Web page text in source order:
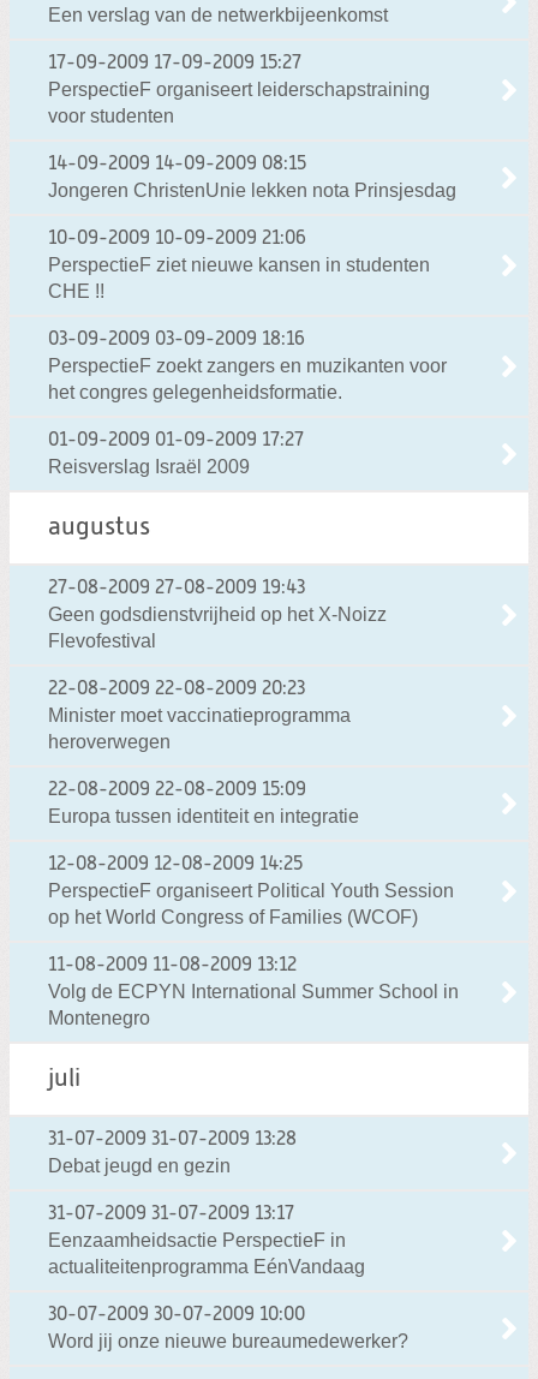
Een verslag van de netwerkbijeenkomst
17-09-2009 17-09-2009 15:27
PerspectieF organiseert leiderschapstraining
voor studenten
14-09-2009 14-09-2009 08:15
Jongeren ChristenUnie lekken nota Prinsjesdag
10-09-2009 10-09-2009 21:06
PerspectieF ziet nieuwe kansen in studenten
CHE !!
03-09-2009 03-09-2009 18:16
PerspectieF zoekt zangers en muzikanten voor
het congres gelegenheidsformatie.
01-09-2009 01-09-2009 17:27
Reisverslag Israël 2009
augustus
27-08-2009 27-08-2009 19:43
Geen godsdienstvrijheid op het X-Noizz
Flevofestival
22-08-2009 22-08-2009 20:23
Minister moet vaccinatieprogramma
heroverwegen
22-08-2009 22-08-2009 15:09
Europa tussen identiteit en integratie
12-08-2009 12-08-2009 14:25
PerspectieF organiseert Political Youth Session
op het World Congress of Families (WCOF)
11-08-2009 11-08-2009 13:12
Volg de ECPYN International Summer School in
Montenegro
juli
31-07-2009 31-07-2009 13:28
Debat jeugd en gezin
31-07-2009 31-07-2009 13:17
Eenzaamheidsactie PerspectieF in
actualiteitenprogramma EénVandaag
30-07-2009 30-07-2009 10:00
Word jij onze nieuwe bureaumedewerker?